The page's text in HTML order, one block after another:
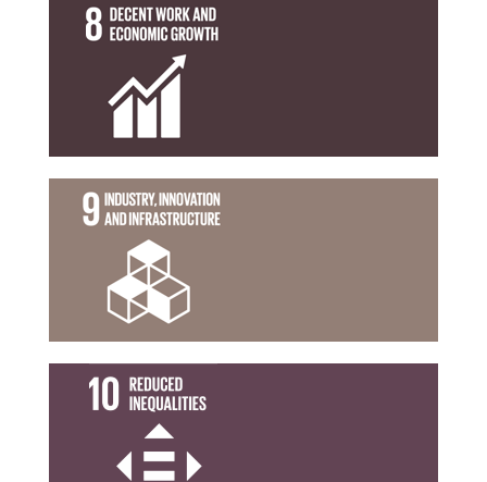
การจ้างงานที่มีคุณค่า และการเติบโตทาง
เศรษฐกิจ
เป้าหมายที่ 9
อุตสาหกรรม นวัตกรรม โครงสร้างพื้นฐาน
เป้าหมายที่ 10